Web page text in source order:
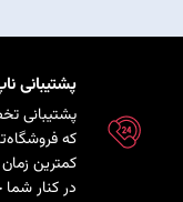
پشتیبانی
پشتیبانی
که
کمترین
در کنار